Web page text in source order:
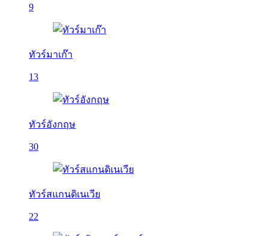
9
ทัวร์มาเก๊า
13
ทัวร์อังกฤษ
30
ทัวร์สแกนดิเนเวีย
22